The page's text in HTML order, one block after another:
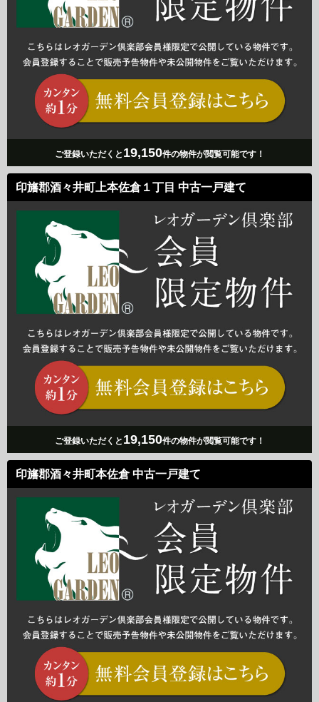
ご登録いただくと 19,150件の物件が閲覧可能です！
印旛郡酒々井町上本佐倉１丁目 中古一戸建て
ご登録いただくと 19,150件の物件が閲覧可能です！
印旛郡酒々井町本佐倉 中古一戸建て